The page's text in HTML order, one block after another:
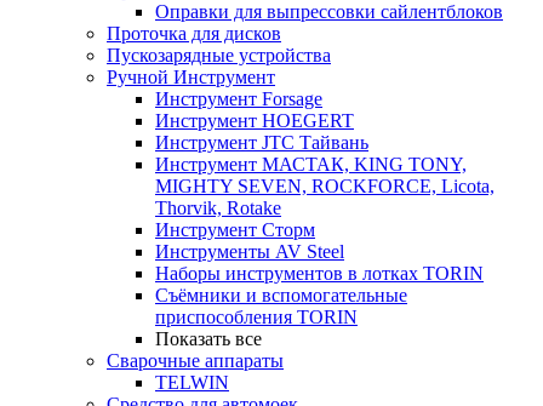
Оправки для выпрессовки сайлентблоков
Проточка для дисков
Пускозарядные устройства
Ручной Инструмент
Инструмент Forsage
Инструмент HOEGERT
Инструмент JTC Тайвань
Инструмент МАСТАК, KING TONY,
MIGHTY SEVEN, ROCKFORCE, Licota,
Thorvik, Rotake
Инструмент Сторм
Инструменты AV Steel
Наборы инструментов в лотках TORIN
Съёмники и вспомогательные
приспособления TORIN
Показать все
Сварочные аппараты
TELWIN